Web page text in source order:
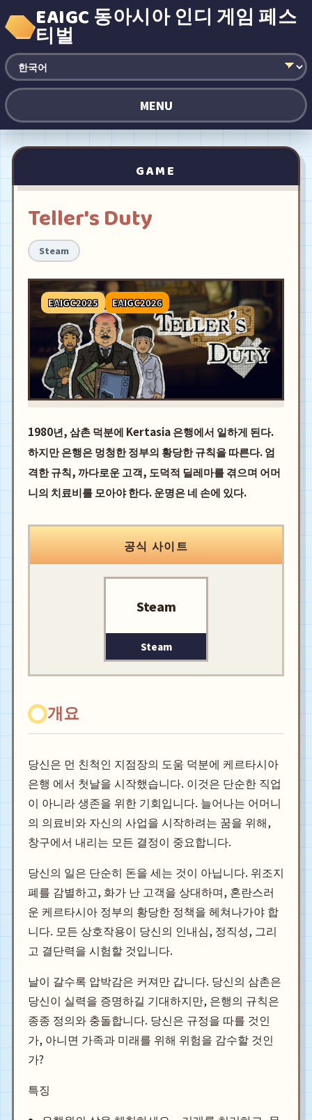
EAIGC 동아시아 인디 게임 페스
티벌
MENU
GAME
Teller's Duty
Steam
EAIGC2025 EAIGC2026
1980년, 삼촌 덕분에 Kertasia 은행에서 일하게 된다.
하지만 은행은 멍청한 정부의 황당한 규칙을 따른다. 엄
격한 규칙, 까다로운 고객, 도덕적 딜레마를 겪으며 어머
니의 치료비를 모아야 한다. 운명은 네 손에 있다.
공식 사이트
Steam
Steam
개요
당신은 먼 친척인 지점장의 도움 덕분에 케르타시아
은행 에서 첫날을 시작했습니다. 이것은 단순한 직업
이 아니라 생존을 위한 기회입니다. 늘어나는 어머니
의 의료비와 자신의 사업을 시작하려는 꿈을 위해,
창구에서 내리는 모든 결정이 중요합니다.
당신의 일은 단순히 돈을 세는 것이 아닙니다. 위조지
폐를 감별하고, 화가 난 고객을 상대하며, 혼란스러
운 케르타시아 정부의 황당한 정책을 헤쳐나가야 합
니다. 모든 상호작용이 당신의 인내심, 정직성, 그리
고 결단력을 시험할 것입니다.
날이 갈수록 압박감은 커져만 갑니다. 당신의 삼촌은
당신이 실력을 증명하길 기대하지만, 은행의 규칙은
종종 정의와 충돌합니다. 당신은 규정을 따를 것인
가, 아니면 가족과 미래를 위해 위험을 감수할 것인
가?
특징